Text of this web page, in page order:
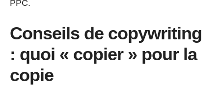
PPC.
Conseils de copywriting
: quoi « copier » pour la
copie